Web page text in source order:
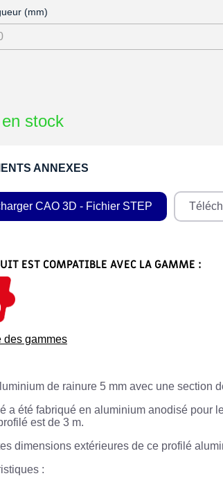
(mm)
en stock
ANNEXES
CAO 3D - Fichier STEP
EST COMPATIBLE AVEC LA GAMME :
des gammes
de rainure 5 mm avec une section
a été fabriqué en aluminium anodisé pour
est de 3 m.
dimensions extérieures de ce profilé
: